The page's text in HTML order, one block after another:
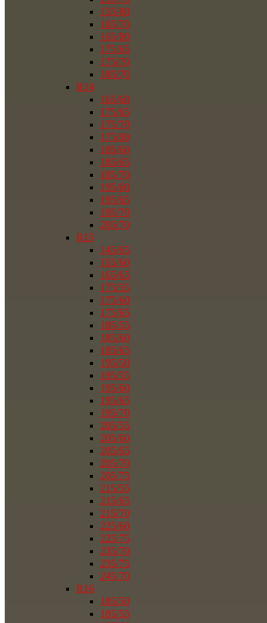
155/80
165/70
165/80
175/65
175/70
185/70
R14
165/60
175/65
175/70
175/80
185/60
185/65
185/70
195/60
195/65
195/70
205/70
R15
145/65
155/60
165/65
175/55
175/60
175/65
185/55
185/60
185/65
195/50
195/55
195/60
195/65
195/70
205/55
205/60
205/65
205/70
205/75
215/55
215/65
215/70
225/60
225/75
235/70
235/75
245/70
R16
185/50
185/55